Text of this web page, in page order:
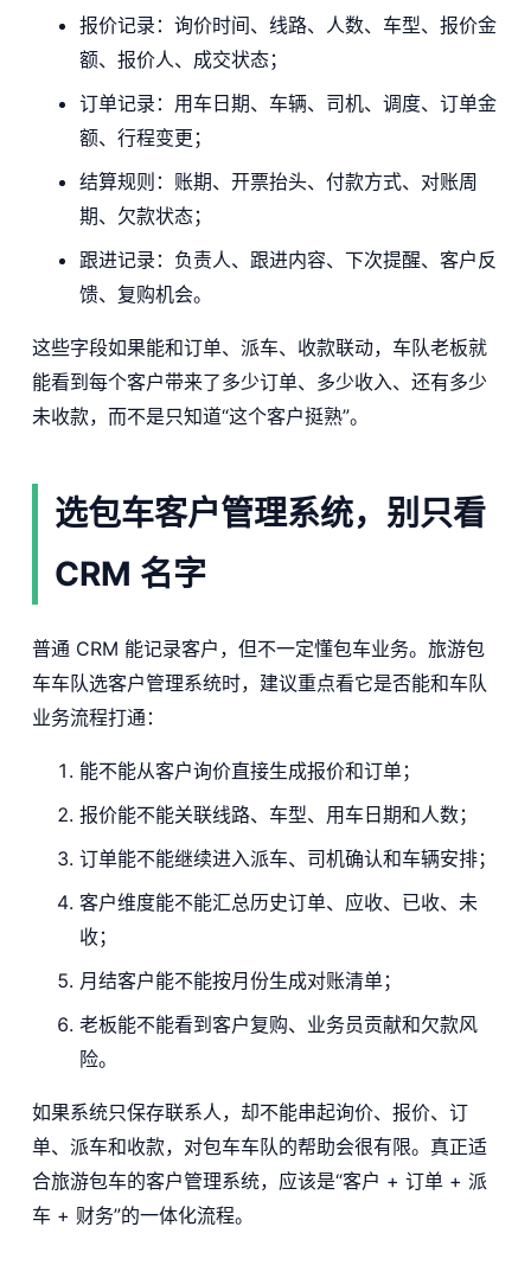
报价记录：询价时间、线路、人数、车型、报价金
额、报价人、成交状态；
订单记录：用车日期、车辆、司机、调度、订单金
额、行程变更；
结算规则：账期、开票抬头、付款方式、对账周
期、欠款状态；
跟进记录：负责人、跟进内容、下次提醒、客户反
馈、复购机会。
这些字段如果能和订单、派车、收款联动，车队老板就
能看到每个客户带来了多少订单、多少收入、还有多少
未收款，而不是只知道“这个客户挺熟”。
选包车客户管理系统，别只看
CRM 名字
普通 CRM 能记录客户，但不一定懂包车业务。旅游包
车车队选客户管理系统时，建议重点看它是否能和车队
业务流程打通：
能不能从客户询价直接生成报价和订单；
报价能不能关联线路、车型、用车日期和人数；
订单能不能继续进入派车、司机确认和车辆安排；
客户维度能不能汇总历史订单、应收、已收、未
收；
月结客户能不能按月份生成对账清单；
老板能不能看到客户复购、业务员贡献和欠款风
险。
如果系统只保存联系人，却不能串起询价、报价、订
单、派车和收款，对包车车队的帮助会很有限。真正适
合旅游包车的客户管理系统，应该是“客户 + 订单 + 派
车 + 财务”的一体化流程。